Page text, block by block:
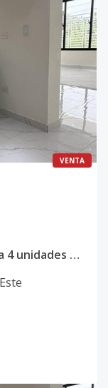
VENTA
Edificio de apartamentos en venta 4 unidades disponibles